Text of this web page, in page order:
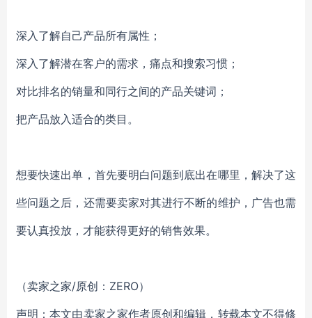
深入了解自己产品所有属性；
深入了解潜在客户的需求，痛点和搜索习惯；
对比排名的销量和同行之间的产品关键词；
把产品放入适合的类目。
想要快速出单，首先要明白问题到底出在哪里，解决了这
些问题之后，还需要卖家对其进行不断的维护，广告也需
要认真投放，才能获得更好的销售效果。
（卖家之家/原创：ZERO）
声明：本文由卖家之家作者原创和编辑，转载本文不得修